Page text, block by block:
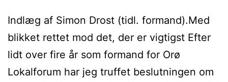
Indlæg af Simon Drost (tidl. formand).Med
blikket rettet mod det, der er vigtigst Efter
lidt over fire år som formand for Orø
Lokalforum har jeg truffet beslutningen om